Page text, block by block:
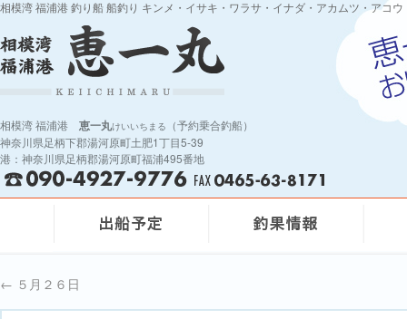
相模湾 福浦港 釣り船 船釣り キンメ・イサキ・ワラサ・イナダ・アカムツ・アコ
相模湾 福浦港 恵一丸けいいちまる
（予約乗合釣船）
神奈川県足柄下郡湯河原町土肥1丁目5-39
港：神奈川県足柄郡湯河原町福浦495番地
← ５月２６日